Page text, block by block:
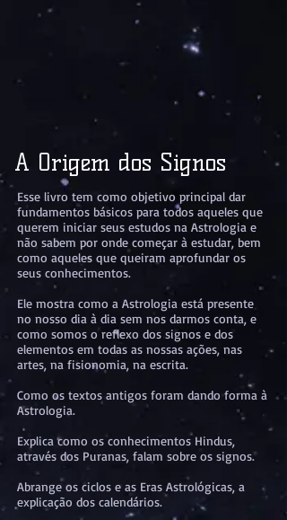
A Origem dos Signos
Esse livro tem como objetivo principal dar
fundamentos básicos para todos aqueles que
querem iniciar seus estudos na Astrologia e
não sabem por onde começar à estudar, bem
como aqueles que queiram aprofundar os
seus conhecimentos.
Ele mostra como a Astrologia está presente
no nosso dia à dia sem nos darmos conta, e
como somos o reflexo dos signos e dos
elementos em todas as nossas ações, nas
artes, na fisionomia, na escrita.
Como os textos antigos foram dando forma à
Astrologia.
Explica como os conhecimentos Hindus,
através dos Puranas, falam sobre os signos.
Abrange os ciclos e as Eras Astrológicas, a
explicação dos calendários.